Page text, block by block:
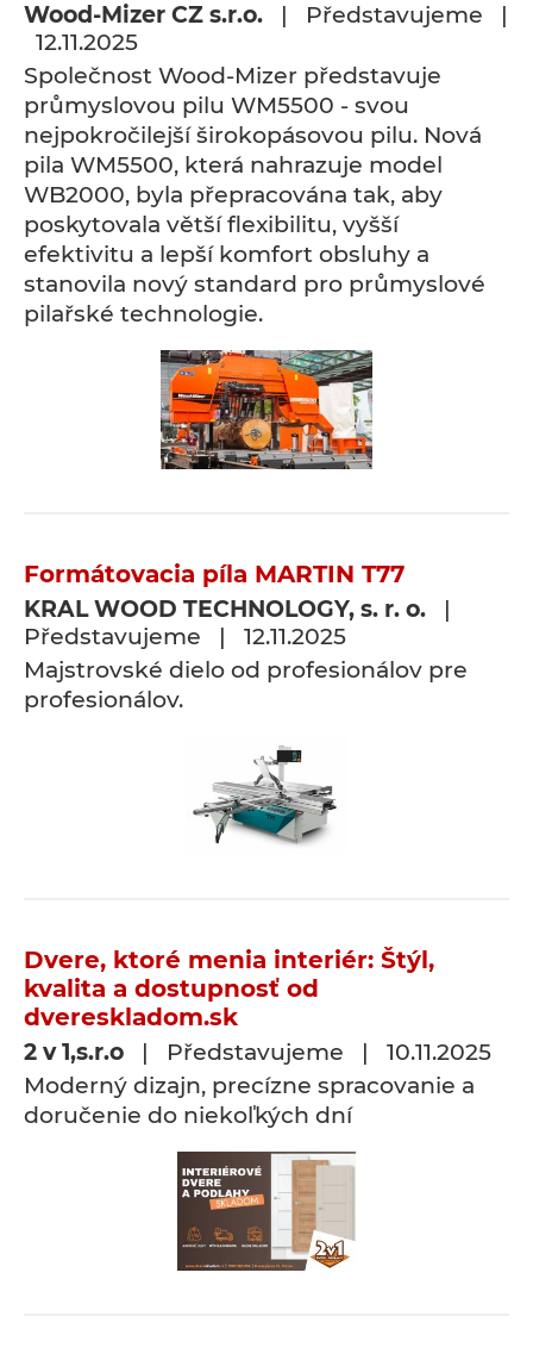
Wood-Mizer CZ s.r.o. | Představujeme |
12.11.2025
Společnost Wood-Mizer představuje
průmyslovou pilu WM5500 - svou
nejpokročilejší širokopásovou pilu. Nová
pila WM5500, která nahrazuje model
WB2000, byla přepracována tak, aby
poskytovala větší flexibilitu, vyšší
efektivitu a lepší komfort obsluhy a
stanovila nový standard pro průmyslové
pilařské technologie.
Formátovacia píla MARTIN T77
KRAL WOOD TECHNOLOGY, s. r. o. |
Představujeme | 12.11.2025
Majstrovské dielo od profesionálov pre
profesionálov.
Dvere, ktoré menia interiér: Štýl,
kvalita a dostupnosť od
dvereskladom.sk
2 v 1,s.r.o | Představujeme | 10.11.2025
Moderný dizajn, precízne spracovanie a
doručenie do niekoľkých dní